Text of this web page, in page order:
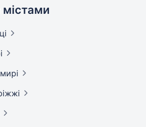
містами